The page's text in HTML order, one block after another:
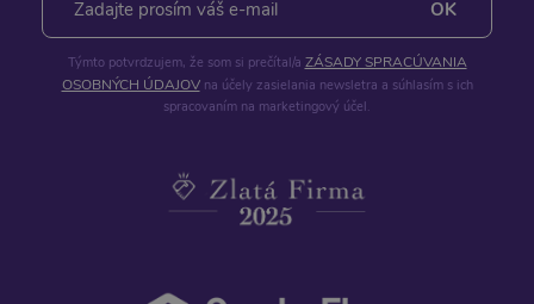
Týmto potvrdzujem, že som si prečítal/a ZÁSADY SPRACÚVANIA
OSOBNÝCH ÚDAJOVna účely zasielania newsletra a súhlasím s ich
spracovaním na marketingový účel.